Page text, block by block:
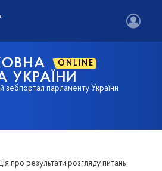
ONLINE
УКРАЇНИ
вебпортал парламенту України
про результати розгляду питань